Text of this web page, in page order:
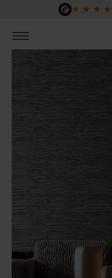
Zum Hauptinhalt springen
★ ★ ★ ★